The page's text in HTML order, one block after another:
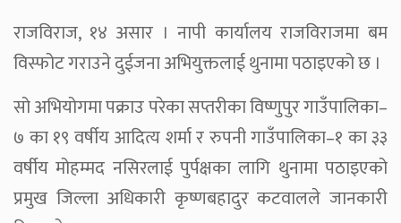
राजविराज, १४ असार । नापी कार्यालय राजविराजमा बम
विस्फोट गराउने दुईजना अभियुक्तलाई थुनामा पठाइएको छ ।
सो अभियोगमा पक्राउ परेका सप्तरीका विष्णुपुर गाउँपालिका–
७ का १९ वर्षीय आदित्य शर्मा र रुपनी गाउँपालिका–१ का ३३
वर्षीय मोहम्मद नसिरलाई पुर्पक्षका लागि थुनामा पठाइएको
प्रमुख जिल्ला अधिकारी कृष्णबहादुर कटवालले जानकारी